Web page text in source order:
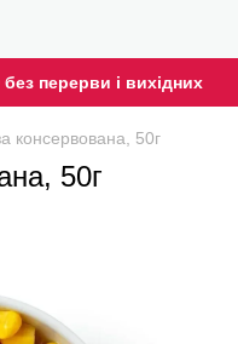
перерви і вихідних
консервована, 50г
50г